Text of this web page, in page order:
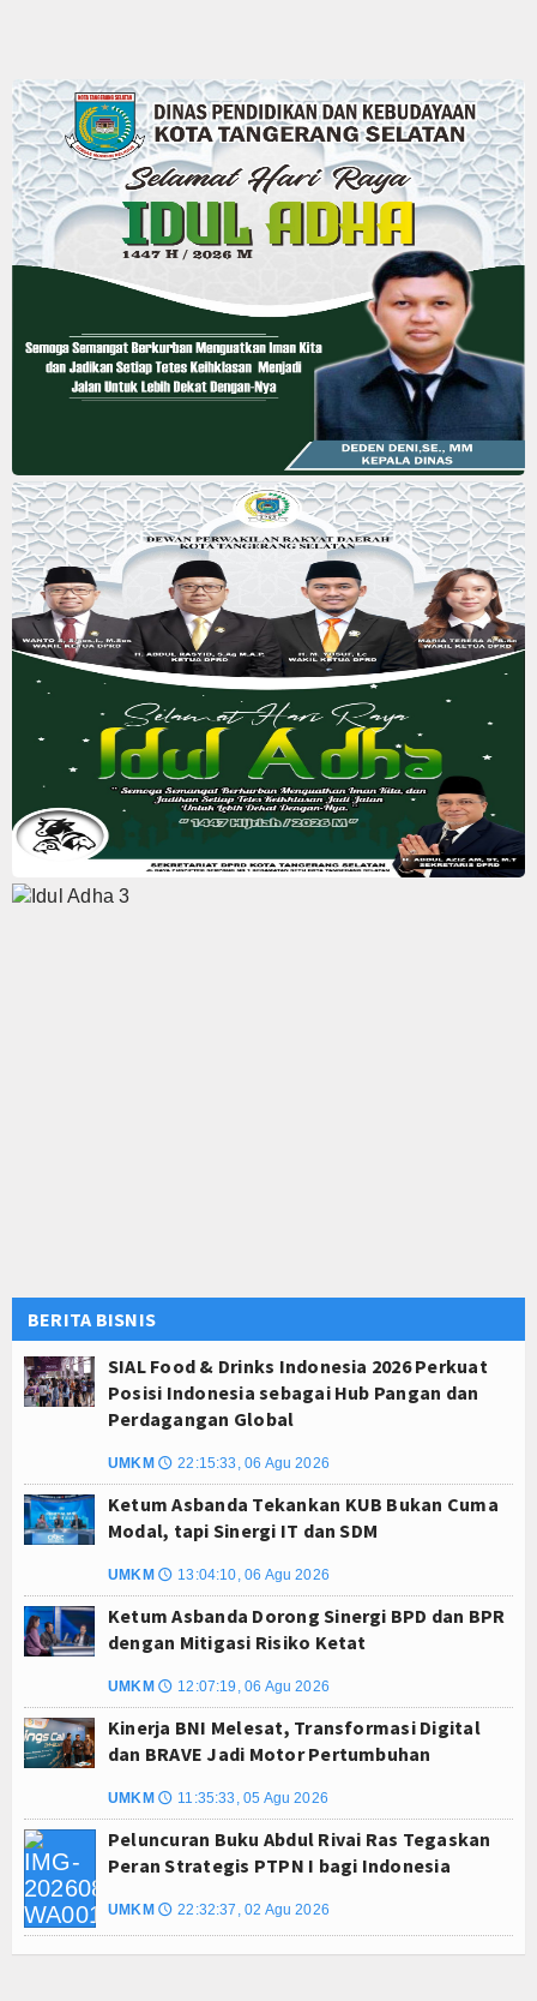
BERITA BISNIS
SIAL Food & Drinks Indonesia 2026 Perkuat
Posisi Indonesia sebagai Hub Pangan dan
Perdagangan Global
UMKM 🕔 22:15:33, 06 Agu 2026
Ketum Asbanda Tekankan KUB Bukan Cuma
Modal, tapi Sinergi IT dan SDM
UMKM 🕔 13:04:10, 06 Agu 2026
Ketum Asbanda Dorong Sinergi BPD dan BPR
dengan Mitigasi Risiko Ketat
UMKM 🕔 12:07:19, 06 Agu 2026
Kinerja BNI Melesat, Transformasi Digital
dan BRAVE Jadi Motor Pertumbuhan
UMKM 🕔 11:35:33, 05 Agu 2026
Peluncuran Buku Abdul Rivai Ras Tegaskan
Peran Strategis PTPN I bagi Indonesia
UMKM 🕔 22:32:37, 02 Agu 2026